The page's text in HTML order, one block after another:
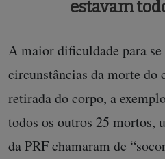
estavam
A maior dificuldade para se
circunstâncias da morte do
retirada do corpo, a
todos os outros 25 mortos,
da PRF chamaram de